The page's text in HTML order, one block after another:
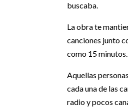
buscaba.
La obra te
canciones junto
como 15 minutos.
Aquellas
cada una de las
radio y pocos